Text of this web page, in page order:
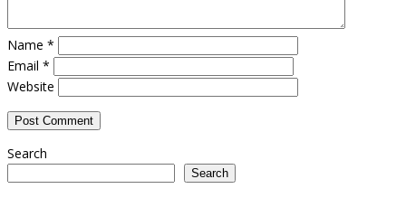
Name *
Email *
Website
Search
Search